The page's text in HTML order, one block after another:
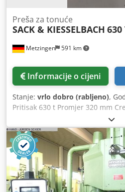
Metzingen 591 km
Preša za tonuće
SACK & KIESSELBACH 630
Informacije o cijeni
Stanje: vrlo dobro (rabljeno),
Pritisak 630 t Promjer 320 mm
310 mm Težina stroja cca. 3500 t